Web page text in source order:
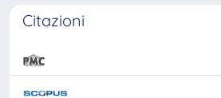
Citazioni